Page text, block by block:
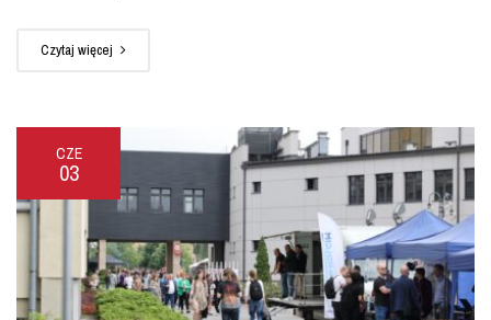
Czytaj więcej
CZE
03